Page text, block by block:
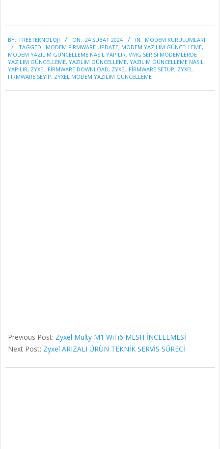
02-
24
BY: FREETEKNOLOJI ON: 24 ŞUBAT 2024 IN: MODEM KURULUMLARI
TAGGED: MODEM FIRMWARE UPDATE, MODEM YAZILIM GÜNCELLEME,
MODEM YAZILIM GÜNCELLEME NASIL YAPILIR, VMG SERISI MODEMLERDE
YAZILIM GÜNCELLEME, YAZILIM GÜNCELLEME, YAZILIM GÜNCELLEME NASIL
YAPILIR, ZYXEL FIRMWARE DOWNLOAD, ZYXEL FIRMWARE SETUP, ZYXEL
FIRMWARE SEYIP, ZYXEL MODEM YAZILIM GÜNCELLEME
Previous Post: Zyxel Multy M1 WiFi6 MESH İNCELEMESİ
Next Post: Zyxel ARIZALI ÜRÜN TEKNİK SERVİS SÜRECİ